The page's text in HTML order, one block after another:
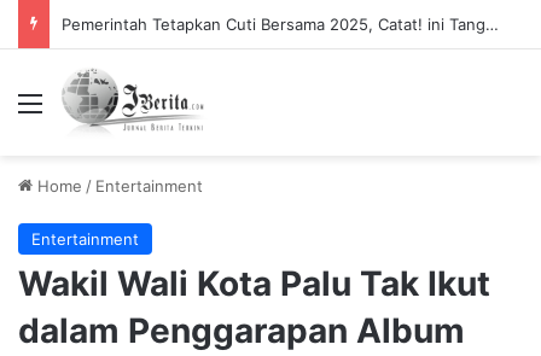
Pemerintah Tetapkan Cuti Bersama 2025, Catat! ini Tanggalnya
Menu
Home / Entertainment
Entertainment
Wakil Wali Kota Palu Tak Ikut
dalam Penggarapan Album